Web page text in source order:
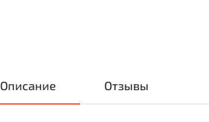
Описание Отзывы